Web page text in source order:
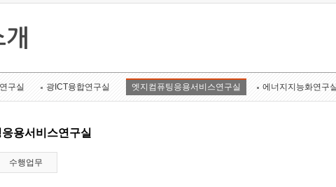
구실 광ICT융합연구실 엣지컴퓨팅응용서비스연구실 에너지지능화연구
용서비스연구실
수행업무